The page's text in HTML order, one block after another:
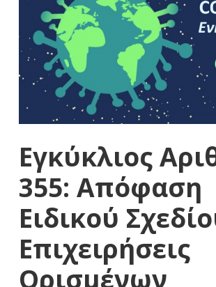
Εγκύκλιος
355: Απόφαση
Ειδικού
Επιχειρήσεις
Ορισμένων